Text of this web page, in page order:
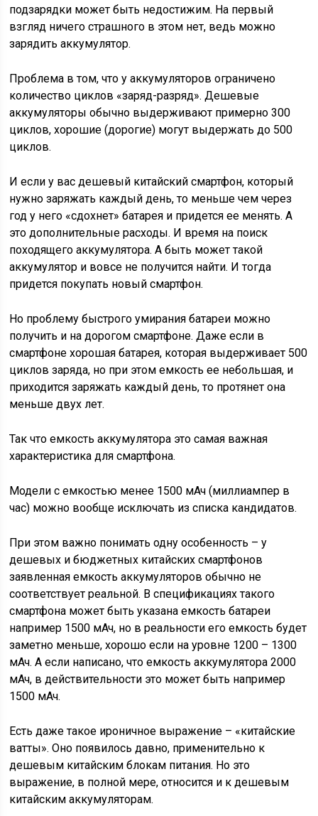
подзарядки может быть недостижим. На первый
взгляд ничего страшного в этом нет, ведь можно
зарядить аккумулятор.
Проблема в том, что у аккумуляторов ограничено
количество циклов «заряд-разряд». Дешевые
аккумуляторы обычно выдерживают примерно 300
циклов, хорошие (дорогие) могут выдержать до 500
циклов.
И если у вас дешевый китайский смартфон, который
нужно заряжать каждый день, то меньше чем через
год у него «сдохнет» батарея и придется ее менять. А
это дополнительные расходы. И время на поиск
походящего аккумулятора. А быть может такой
аккумулятор и вовсе не получится найти. И тогда
придется покупать новый смартфон.
Но проблему быстрого умирания батареи можно
получить и на дорогом смартфоне. Даже если в
смартфоне хорошая батарея, которая выдерживает 500
циклов заряда, но при этом емкость ее небольшая, и
приходится заряжать каждый день, то протянет она
меньше двух лет.
Так что емкость аккумулятора это самая важная
характеристика для смартфона.
Модели с емкостью менее 1500 мАч (миллиампер в
час) можно вообще исключать из списка кандидатов.
При этом важно понимать одну особенность – у
дешевых и бюджетных китайских смартфонов
заявленная емкость аккумуляторов обычно не
соответствует реальной. В спецификациях такого
смартфона может быть указана емкость батареи
например 1500 мАч, но в реальности его емкость будет
заметно меньше, хорошо если на уровне 1200 – 1300
мАч. А если написано, что емкость аккумулятора 2000
мАч, в действительности это может быть например
1500 мАч.
Есть даже такое ироничное выражение – «китайские
ватты». Оно появилось давно, применительно к
дешевым китайским блокам питания. Но это
выражение, в полной мере, относится и к дешевым
китайским аккумуляторам.